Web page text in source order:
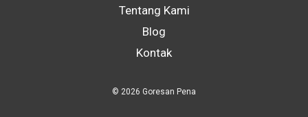
Tentang Kami
Blog
Kontak
© 2026 Goresan Pena